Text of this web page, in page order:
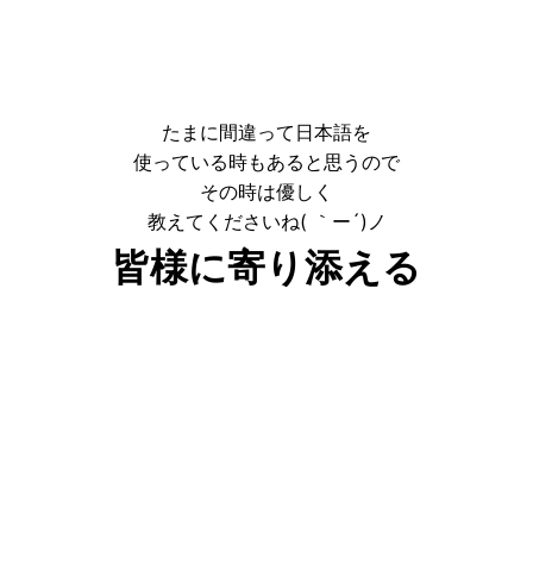
たまに間違って日本語を
使っている時もあると思うので
その時は優しく
教えてくださいね( ｀ー´)ノ
皆様に寄り添える